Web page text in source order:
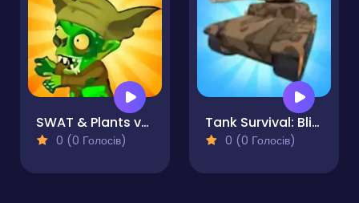
SWAT & Plants vs Zombies
0 (0 Голосів)
Tank Survival: Blitz War
0 (0 Голосів)